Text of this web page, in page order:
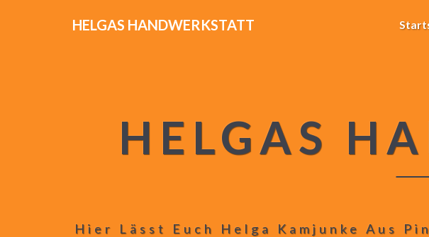
HELGAS HANDWERKSTATT
HELGAS
Hier Lässt Euch Helga Kamjunke Aus